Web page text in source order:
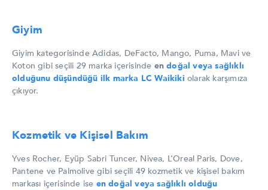
Giyim
Giyim kategorisinde Adidas, DeFacto, Mango, Puma, Mavi ve
Koton gibi seçili 29 marka içerisinde endoğal veya sağlıklı
olduğunu düşündüğü ilk marka LC Waikikiolarak karşımıza
çıkıyor.
Kozmetik ve Kişisel Bakım
Yves Rocher, Eyüp Sabri Tuncer, Nivea, L’Oreal Paris, Dove,
Pantene ve Palmolive gibi seçili 49 kozmetik ve kişisel bakım
markası içerisinde ise en doğal veya sağlıklı olduğu